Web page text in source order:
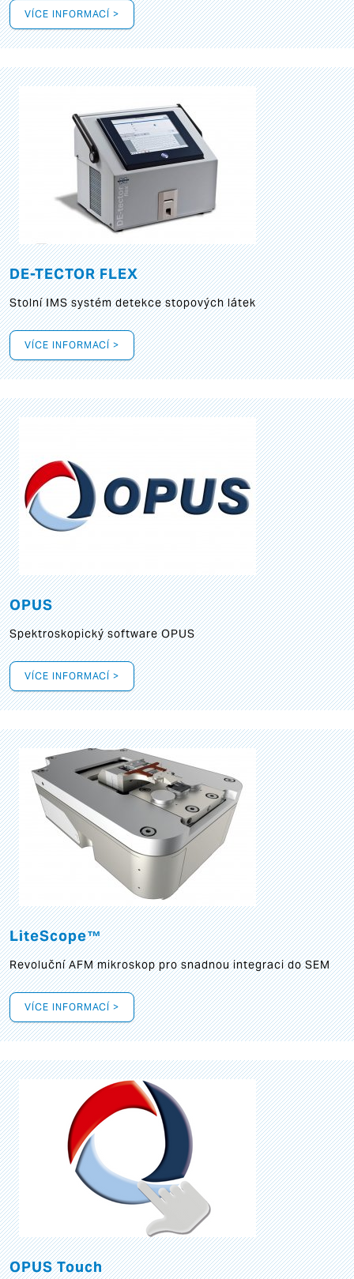
VÍCE INFORMACÍ >
DE-TECTOR FLEX
Stolní IMS systém detekce stopových látek
VÍCE INFORMACÍ >
OPUS
Spektroskopický software OPUS
VÍCE INFORMACÍ >
LiteScope™
Revoluční AFM mikroskop pro snadnou integraci do SEM
VÍCE INFORMACÍ >
OPUS Touch